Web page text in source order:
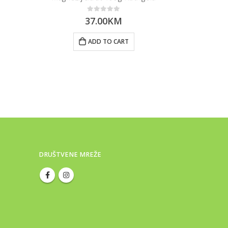
0 out of 5
37.00KM
ADD TO CART
DRUŠTVENE MREŽE